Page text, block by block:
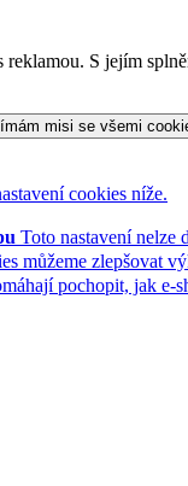
reklamou. S jejím
misi se všemi
cookies níže.
Toto nastavení nelze
můžeme zlepšovat
pochopit, jak e-